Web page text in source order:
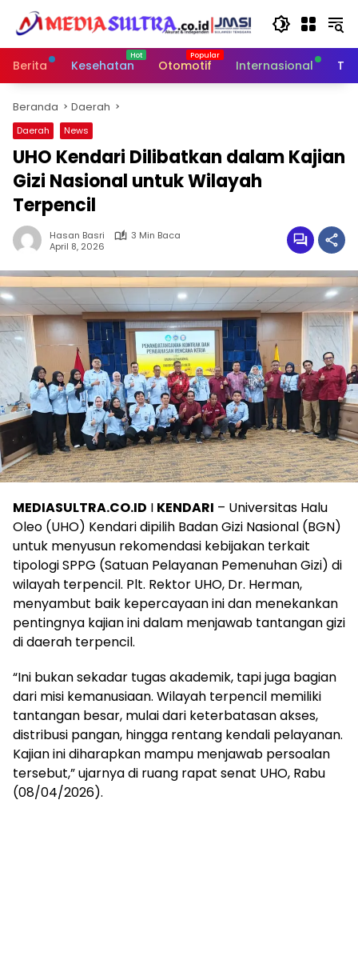
Langsung
konten
Berita
Kesehatan Otomotif Internasional
Beranda Daerah
Daerah News
UHO Kendari Dilibatkan dalam Kajian
Gizi Nasional untuk Wilayah
Terpencil
Hasan Basri
3 Min Baca
April 8, 2026
MEDIASULTRA.CO.ID I KENDARI – Universitas Halu
Oleo (UHO) Kendari dipilih Badan Gizi Nasional (BGN)
untuk menyusun rekomendasi kebijakan terkait
tipologi SPPG (Satuan Pelayanan Pemenuhan Gizi) di
wilayah terpencil. Plt. Rektor UHO, Dr. Herman,
menyambut baik kepercayaan ini dan menekankan
pentingnya kajian ini dalam menjawab tantangan gizi
di daerah terpencil.
“Ini bukan sekadar tugas akademik, tapi juga bagian
dari misi kemanusiaan. Wilayah terpencil memiliki
tantangan besar, mulai dari keterbatasan akses,
distribusi pangan, hingga rentang kendali pelayanan.
Kajian ini diharapkan mampu menjawab persoalan
tersebut,” ujarnya di ruang rapat senat UHO, Rabu
(08/04/2026).